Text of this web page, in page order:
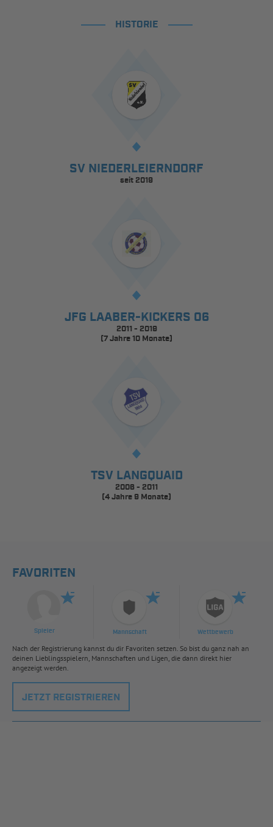
HISTORIE
SV NIEDERLEIERNDORF
seit 2019
JFG LAABER-KICKERS 06
2011 - 2019
(7 Jahre 10 Monate)
TSV LANGQUAID
2006 - 2011
(4 Jahre 9 Monate)
FAVORITEN
Spieler Mannschaft Wettbewerb
Nach der Registrierung kannst du dir Favoriten setzen. So bist du ganz nah an
deinen Lieblingsspielern, Mannschaften und Ligen, die dann direkt hier
angezeigt werden.
JETZT REGISTRIEREN